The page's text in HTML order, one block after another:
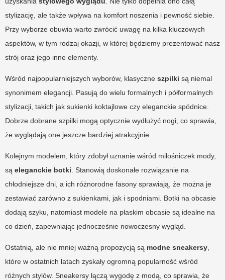
stylizację, ale także wpływa na komfort noszenia i pewność siebie.
Przy wyborze obuwia warto zwrócić uwagę na kilka kluczowych
aspektów, w tym rodzaj okazji, w której będziemy prezentować nasz
strój oraz jego inne elementy.
Wśród najpopularniejszych wyborów, klasyczne szpilki są niemal
synonimem elegancji. Pasują do wielu formalnych i półformalnych
stylizacji, takich jak sukienki koktajlowe czy eleganckie spódnice.
Dobrze dobrane szpilki mogą optycznie wydłużyć nogi, co sprawia,
że wyglądają one jeszcze bardziej atrakcyjnie.
Kolejnym modelem, który zdobył uznanie wśród miłośniczek mody,
są eleganckie botki . Stanowią doskonałe rozwiązanie na
chłodniejsze dni, a ich różnorodne fasony sprawiają, że można je
zestawiać zarówno z sukienkami, jak i spodniami. Botki na obcasie
dodają szyku, natomiast modele na płaskim obcasie są idealne na
co dzień, zapewniając jednocześnie nowoczesny wygląd.
Ostatnią, ale nie mniej ważną propozycją są modne sneakersy
które w ostatnich latach zyskały ogromną popularność wśród
różnych stylów. Sneakersy łączą wygodę z modą, co sprawia, że